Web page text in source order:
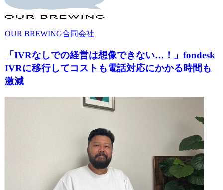
OUR BREWING合同会社
「IVRなしでの経営は想像できない…！」fondesk
IVRに移行してコストも電話対応にかかる時間も
激減